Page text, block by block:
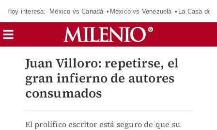
Hoy interesa: México vs Canadá México vs Venezuela La Casa de
Juan Villoro: repetirse, el
gran infierno de autores
consumados
El prolífico escritor está seguro de que su